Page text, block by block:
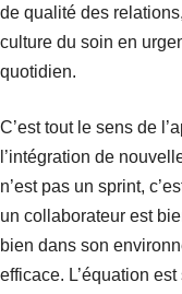
de qualité des
culture du soin en
quotidien.
C’est tout le sens de
l’intégration de
n’est pas un sprint,
un collaborateur est
bien dans son
efficace. L’équation